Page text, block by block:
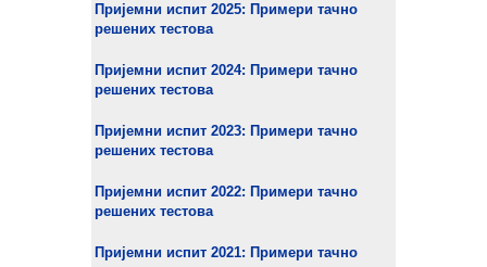
Пријемни испит 2025: Примери тачно
решених тестова
Пријемни испит 2024: Примери тачно
решених тестова
Пријемни испит 2023: Примери тачно
решених тестова
Пријемни испит 2022: Примери тачно
решених тестова
Пријемни испит 2021: Примери тачно